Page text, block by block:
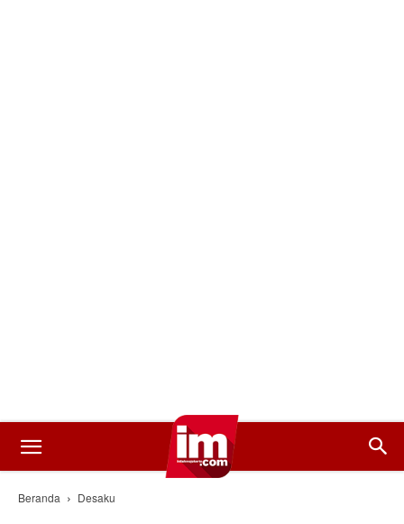
Beranda Desaku